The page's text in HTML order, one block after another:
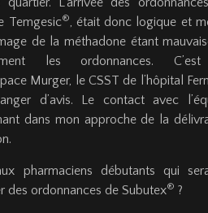
Temgesic®, était donc logique et
de la méthadone étant
les ordonnances.
Murger, le CSST de l’hôpital
d’avis. Le contact avec
dans mon approche de la
pharmaciens débutants qui
des ordonnances de Subutex® ?